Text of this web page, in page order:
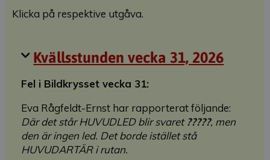
Klicka på respektive utgåva.
Kvällsstunden vecka 31, 2026
Fel i Bildkrysset vecka 31:
Eva Rågfeldt-Ernst har rapporterat följande:
Där det står HUVUDLED blir svaret ?????, men
den är ingen led. Det borde istället stå
HUVUDARTÄR i rutan.